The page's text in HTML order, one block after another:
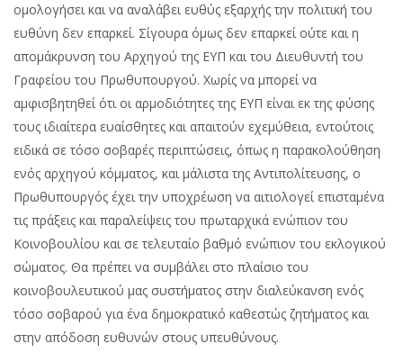
ομολογήσει και να αναλάβει ευθύς εξαρχής την πολιτική του
ευθύνη δεν επαρκεί. Σίγουρα όμως δεν επαρκεί ούτε και η
απομάκρυνση του Αρχηγού της ΕΥΠ και του Διευθυντή του
Γραφείου του Πρωθυπουργού. Χωρίς να μπορεί να
αμφισβητηθεί ότι οι αρμοδιότητες της ΕΥΠ είναι εκ της φύσης
τους ιδιαίτερα ευαίσθητες και απαιτούν εχεμύθεια, εντούτοις
ειδικά σε τόσο σοβαρές περιπτώσεις, όπως η παρακολούθηση
ενός αρχηγού κόμματος, και μάλιστα της Αντιπολίτευσης, ο
Πρωθυπουργός έχει την υποχρέωση να αιτιολογεί επισταμένα
τις πράξεις και παραλείψεις του πρωταρχικά ενώπιον του
Κοινοβουλίου και σε τελευταίο βαθμό ενώπιον του εκλογικού
σώματος. Θα πρέπει να συμβάλει στο πλαίσιο του
κοινοβουλευτικού μας συστήματος στην διαλεύκανση ενός
τόσο σοβαρού για ένα δημοκρατικό καθεστώς ζητήματος και
στην απόδοση ευθυνών στους υπευθύνους.